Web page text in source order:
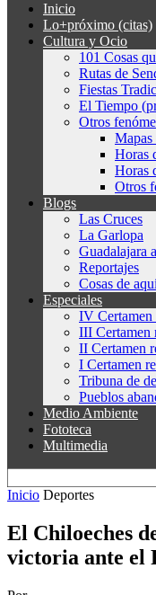
Inicio
Lo+próximo (citas)
Cultura y Ocio
101 Cosas
Rutas de
Fiestas
El Tiempo
Otros
Mapas
Horas
Horas
Otros
Blogs
Las Cruces
La Garlopa
Guadalajara
Reportajes
Cosas de
Especiales
IV Certamen
III Certamen
II Certamen
I Certamen
Tribuna de
Pueblos
Medio Ambiente
Fototeca
Multimedia
Inicio Deportes
El Chiloeches
victoria ante el